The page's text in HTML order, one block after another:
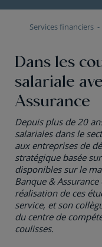
Services financiers
Dans les
salariale
Assurance
Depuis plus de 20
salariales dans le
aux entreprises de
stratégique basée
disponibles sur le
Banque &
réalisation de ces
service, et son
du centre de
coulisses.